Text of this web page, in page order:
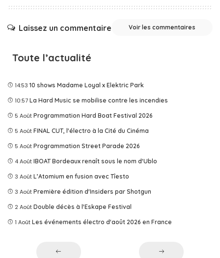
Laissez un commentaire Voir les commentaires
Toute l’actualité
14:53 10 shows Madame Loyal x Elektric Park
10:57 La Hard Music se mobilise contre les incendies
5 Août Programmation Hard Boat Festival 2026
5 Août FINAL CUT, l'électro à la Cité du Cinéma
5 Août Programmation Street Parade 2026
4 Août IBOAT Bordeaux renaît sous le nom d'Ublo
3 Août L’Atomium en fusion avec Tîesto
3 Août Première édition d'Insiders par Shotgun
2 Août Double décès à l'Eskape Festival
1 Août Les événements électro d'août 2026 en France